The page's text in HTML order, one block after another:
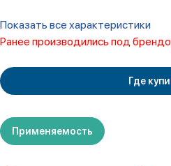
Показать все характеристики
Ранее производились под
Где
Применяемость